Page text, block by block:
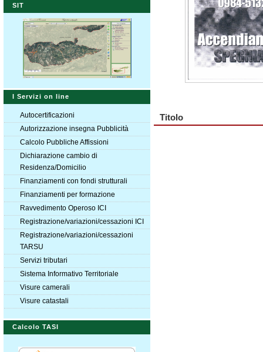
SIT
I Servizi on line
Autocertificazioni
Autorizzazione insegna Pubblicità
Calcolo Pubbliche Affissioni
Dichiarazione cambio di
Residenza/Domicilio
Finanziamenti con fondi strutturali
Finanziamenti per formazione
Ravvedimento Operoso ICI
Registrazione/variazioni/cessazioni ICI
Registrazione/variazioni/cessazioni
TARSU
Servizi tributari
Sistema Informativo Territoriale
Visure camerali
Visure catastali
Calcolo TASI
Titolo